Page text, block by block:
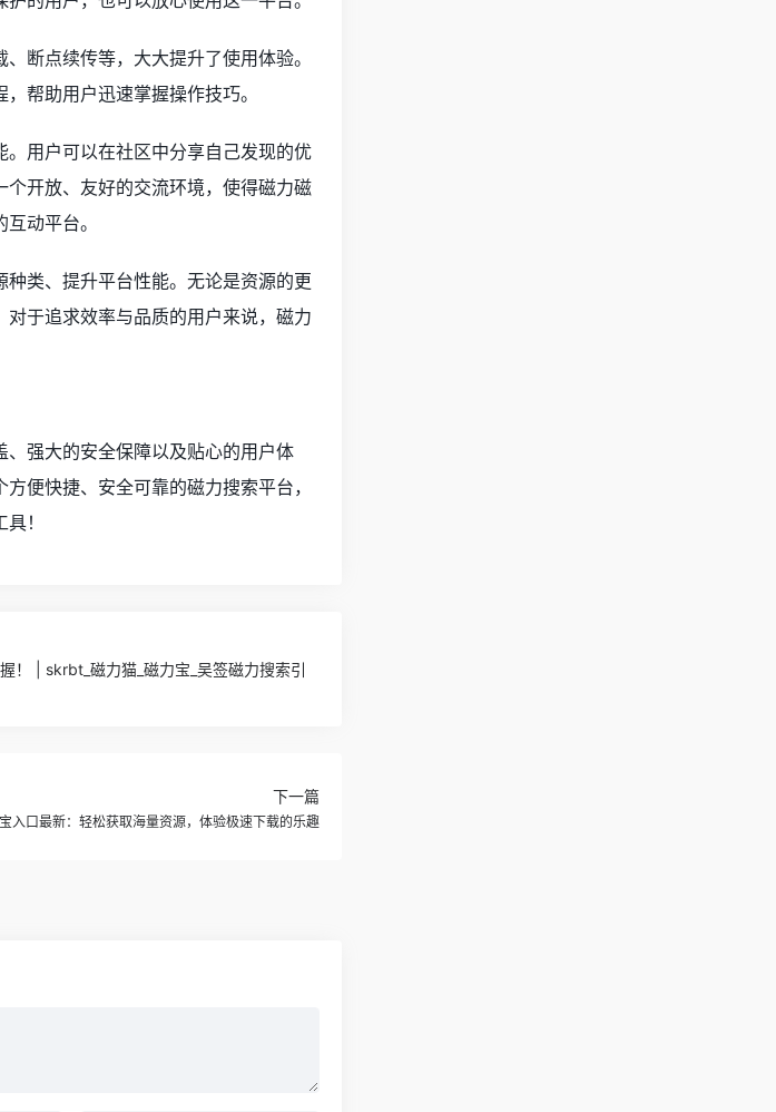
断点续传等，大大提升了使用体验。
帮助用户迅速掌握操作技巧。
用户可以在社区中分享自己发现的优
开放、友好的交流环境，使得磁力磁
动平台。
类、提升平台性能。无论是资源的更
于追求效率与品质的用户来说，磁力
强大的安全保障以及贴心的用户体
便快捷、安全可靠的磁力搜索平台，
！
！ | skrbt_磁力猫_磁力宝_吴签磁力搜索引
下一篇
入口最新：轻松获取海量资源，体验极速下载的乐趣